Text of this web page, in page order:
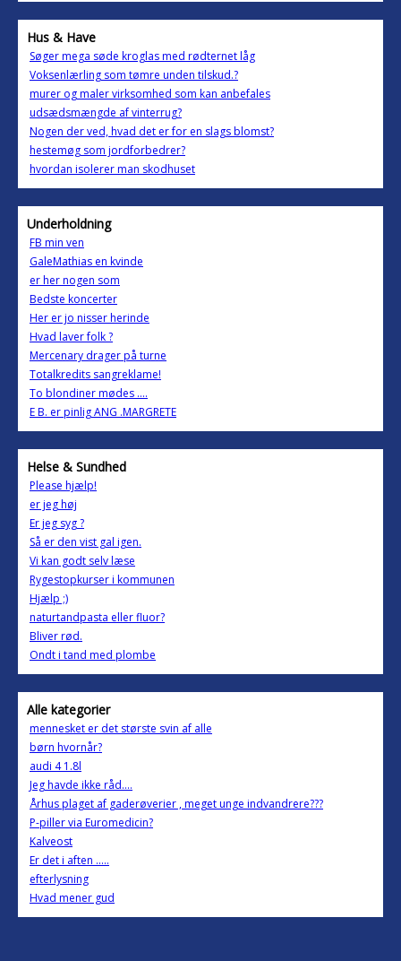
Hus & Have
Søger mega søde kroglas med rødternet låg
Voksenlærling som tømre unden tilskud.?
murer og maler virksomhed som kan anbefales
udsædsmængde af vinterrug?
Nogen der ved, hvad det er for en slags blomst?
hestemøg som jordforbedrer?
hvordan isolerer man skodhuset
Underholdning
FB min ven
GaleMathias en kvinde
er her nogen som
Bedste koncerter
Her er jo nisser herinde
Hvad laver folk ?
Mercenary drager på turne
Totalkredits sangreklame!
To blondiner mødes ....
E B. er pinlig ANG .MARGRETE
Helse & Sundhed
Please hjælp!
er jeg høj
Er jeg syg ?
Så er den vist gal igen.
Vi kan godt selv læse
Rygestopkurser i kommunen
Hjælp ;)
naturtandpasta eller fluor?
Bliver rød.
Ondt i tand med plombe
Alle kategorier
mennesket er det største svin af alle
børn hvornår?
audi 4 1.8l
Jeg havde ikke råd....
Århus plaget af gaderøverier , meget unge indvandrere???
P-piller via Euromedicin?
Kalveost
Er det i aften .....
efterlysning
Hvad mener gud